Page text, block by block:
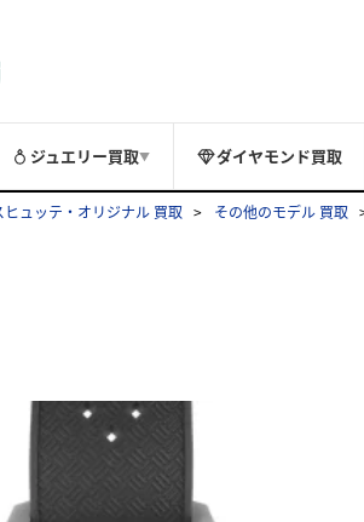
ジュエリー買取▼ ダイヤモンド買取
ヒュッテ・オリジナル 買取 その他のモデル 買取